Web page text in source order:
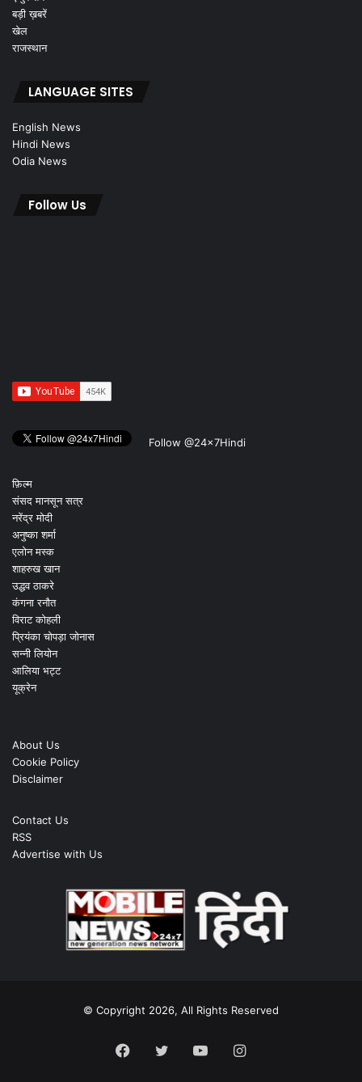
बड़ी ख़बरें
खेल
राजस्थान
LANGUAGE SITES
English News
Hindi News
Odia News
Follow Us
Follow @24x7Hindi
फ़िल्म
संसद मानसून सत्र
नरेंद्र मोदी
अनुष्का शर्मा
एलोन मस्क
शाहरुख खान
उद्धव ठाकरे
कंगना रनौत
विराट कोहली
प्रियंका चोपड़ा जोनास
सन्नी लियोन
आलिया भट्ट
यूक्रेन
About Us
Cookie Policy
Disclaimer
Contact Us
RSS
Advertise with Us
© Copyright 2026, All Rights Reserved
Facebook
TwitterYouTubeInstagram